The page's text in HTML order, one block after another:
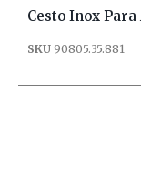
Cesto Inox Para
SKU 90805.35.881